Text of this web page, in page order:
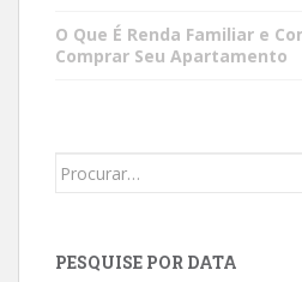
O Que É Renda Familiar e
Comprar Seu Apartamento
Search
PESQUISE POR DATA